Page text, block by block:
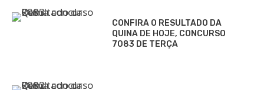
CONFIRA O RESULTADO DA
QUINA DE HOJE, CONCURSO
7083 DE TERÇA